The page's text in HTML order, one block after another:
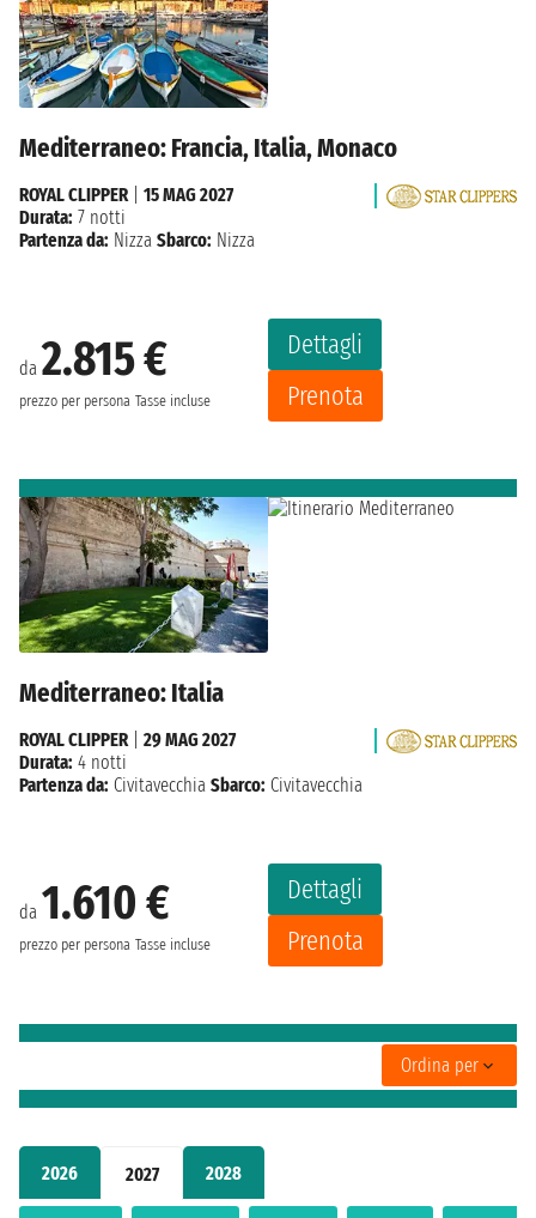
2026 2027 2028
Mediterraneo: Francia, Italia, Monaco
da 2.815 €
prezzo per persona Tasse incluse
Dettagli
Prenota
ROYAL CLIPPER| 15 MAG 2027
Durata: 7 notti
Partenza da: Nizza Sbarco: Nizza
Mediterraneo: Italia
da 1.610 €
prezzo per persona Tasse incluse
Dettagli
Prenota
ROYAL CLIPPER| 29 MAG 2027
Durata: 4 notti
Partenza da: Civitavecchia Sbarco: Civitavecchia
Ordina per